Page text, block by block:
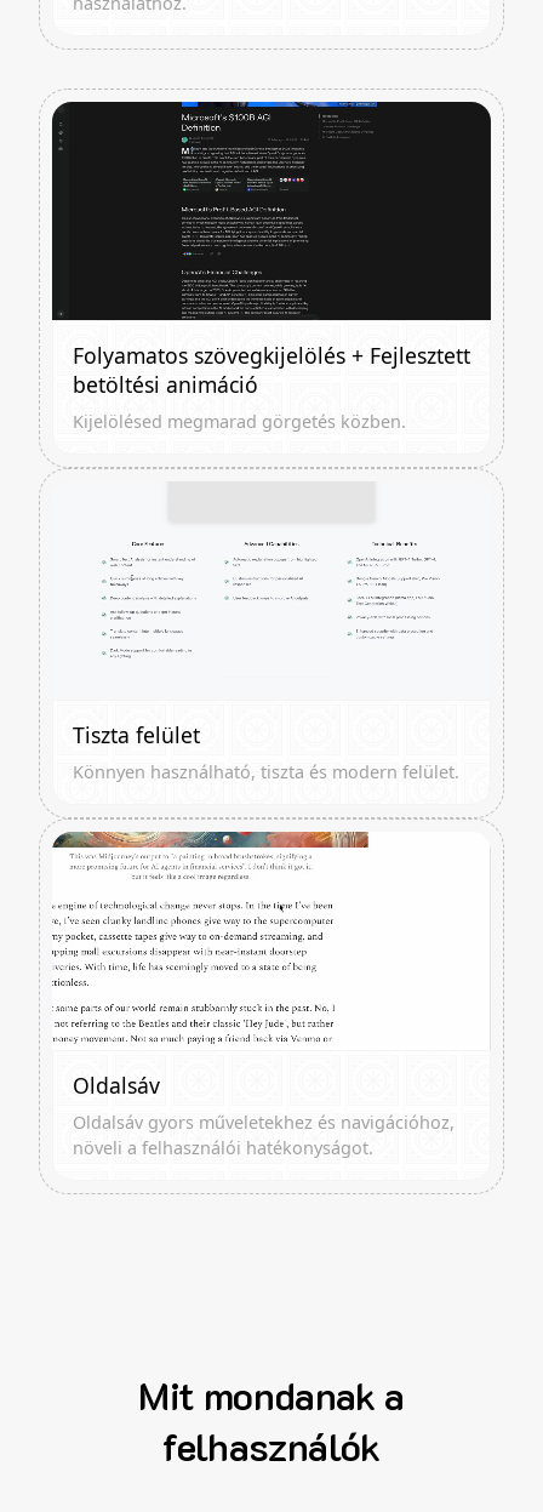
Folyamatos szövegkijelölés + Fejlesztett
betöltési animáció
Kijelölésed megmarad görgetés közben.
Tiszta felület
Könnyen használható, tiszta és modern felület.
Oldalsáv
Oldalsáv gyors műveletekhez és navigációhoz,
növeli a felhasználói hatékonyságot.
Mit mondanak a
felhasználók